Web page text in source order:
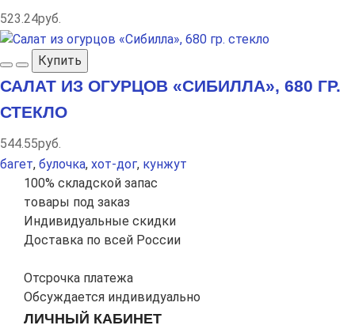
523.24руб.
Купить
САЛАТ ИЗ ОГУРЦОВ «СИБИЛЛА», 680 ГР.
СТЕКЛО
544.55руб.
багет, булочка, хот-дог, кунжут
100% складской запас
товары под заказ
Индивидуальные скидки
Доставка по всей России
Отсрочка платежа
Обсуждается индивидуально
ЛИЧНЫЙ КАБИНЕТ